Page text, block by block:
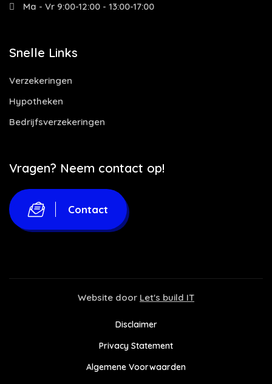
Ma - Vr 9:00-12:00 - 13:00-17:00
Snelle Links
Verzekeringen
Hypotheken
Bedrijfsverzekeringen
Vragen? Neem contact op!
Contact
Website door Let's build IT
Disclaimer
Privacy Statement
Algemene Voorwaarden